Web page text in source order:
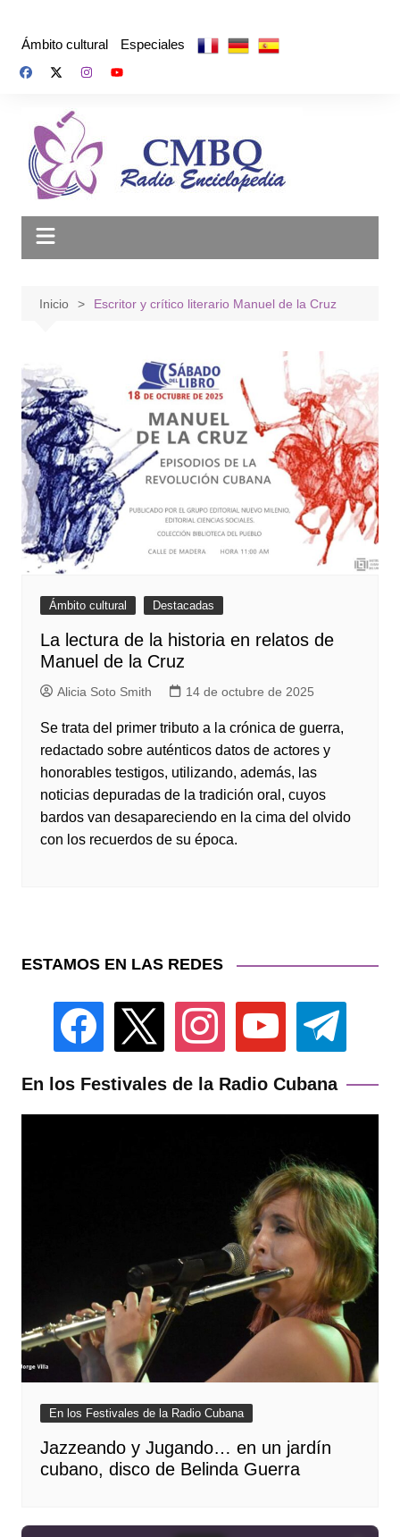
Ámbito cultural Especiales
Inicio Escritor y crítico literario Manuel de la Cruz
Ámbito cultural Destacadas
La lectura de la historia en relatos de
Manuel de la Cruz
Alicia Soto Smith 14 de octubre de 2025
Se trata del primer tributo a la crónica de guerra,
redactado sobre auténticos datos de actores y
honorables testigos, utilizando, además, las
noticias depuradas de la tradición oral, cuyos
bardos van desapareciendo en la cima del olvido
con los recuerdos de su época.
ESTAMOS EN LAS REDES
facebook instagram youtube telegram
En los Festivales de la Radio Cubana
En los Festivales de la Radio Cubana
Jazzeando y Jugando… en un jardín
cubano, disco de Belinda Guerra